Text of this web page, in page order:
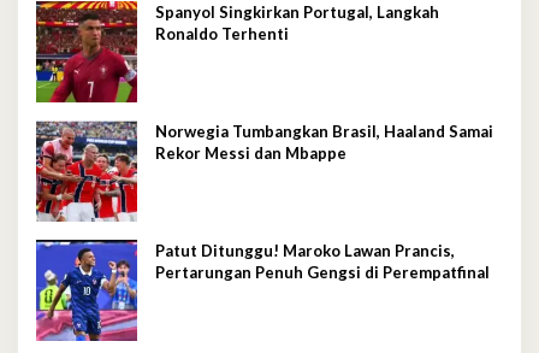
Spanyol Singkirkan Portugal, Langkah
Ronaldo Terhenti
Norwegia Tumbangkan Brasil, Haaland Samai
Rekor Messi dan Mbappe
Patut Ditunggu! Maroko Lawan Prancis,
Pertarungan Penuh Gengsi di Perempatfinal